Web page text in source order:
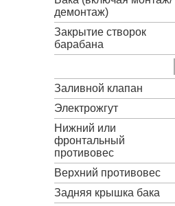
демонтаж)
Закрытие створок
барабана
Заливной клапан
Электрожгут
Нижний или
фронтальный
противовес
Верхний противовес
Задняя крышка бака